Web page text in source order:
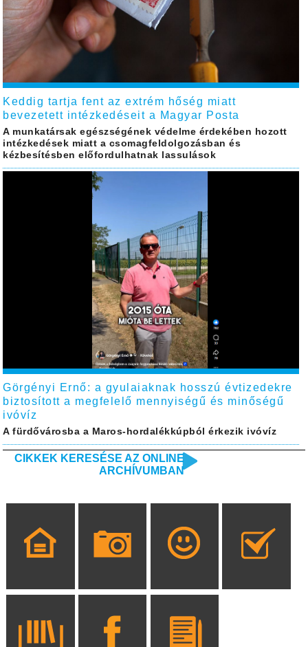
Keddig tartja fent az extrém hőség miatt
bevezetett intézkedéseit a Magyar Posta
A munkatársak egészségének védelme érdekében hozott
intézkedések miatt a csomagfeldolgozásban és
kézbesítésben előfordulhatnak lassulások
Görgényi Ernő: a gyulaiaknak hosszú évtizedekre
biztosított a megfelelő mennyiségű és minőségű
ivóvíz
A fürdővárosba a Maros-hordalékkúpból érkezik ivóvíz
CIKKEK KERESÉSE AZ ONLINE
ARCHÍVUMBAN